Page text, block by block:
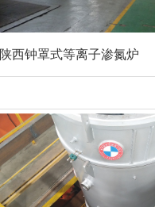
陕西钟罩式等离子渗氮炉